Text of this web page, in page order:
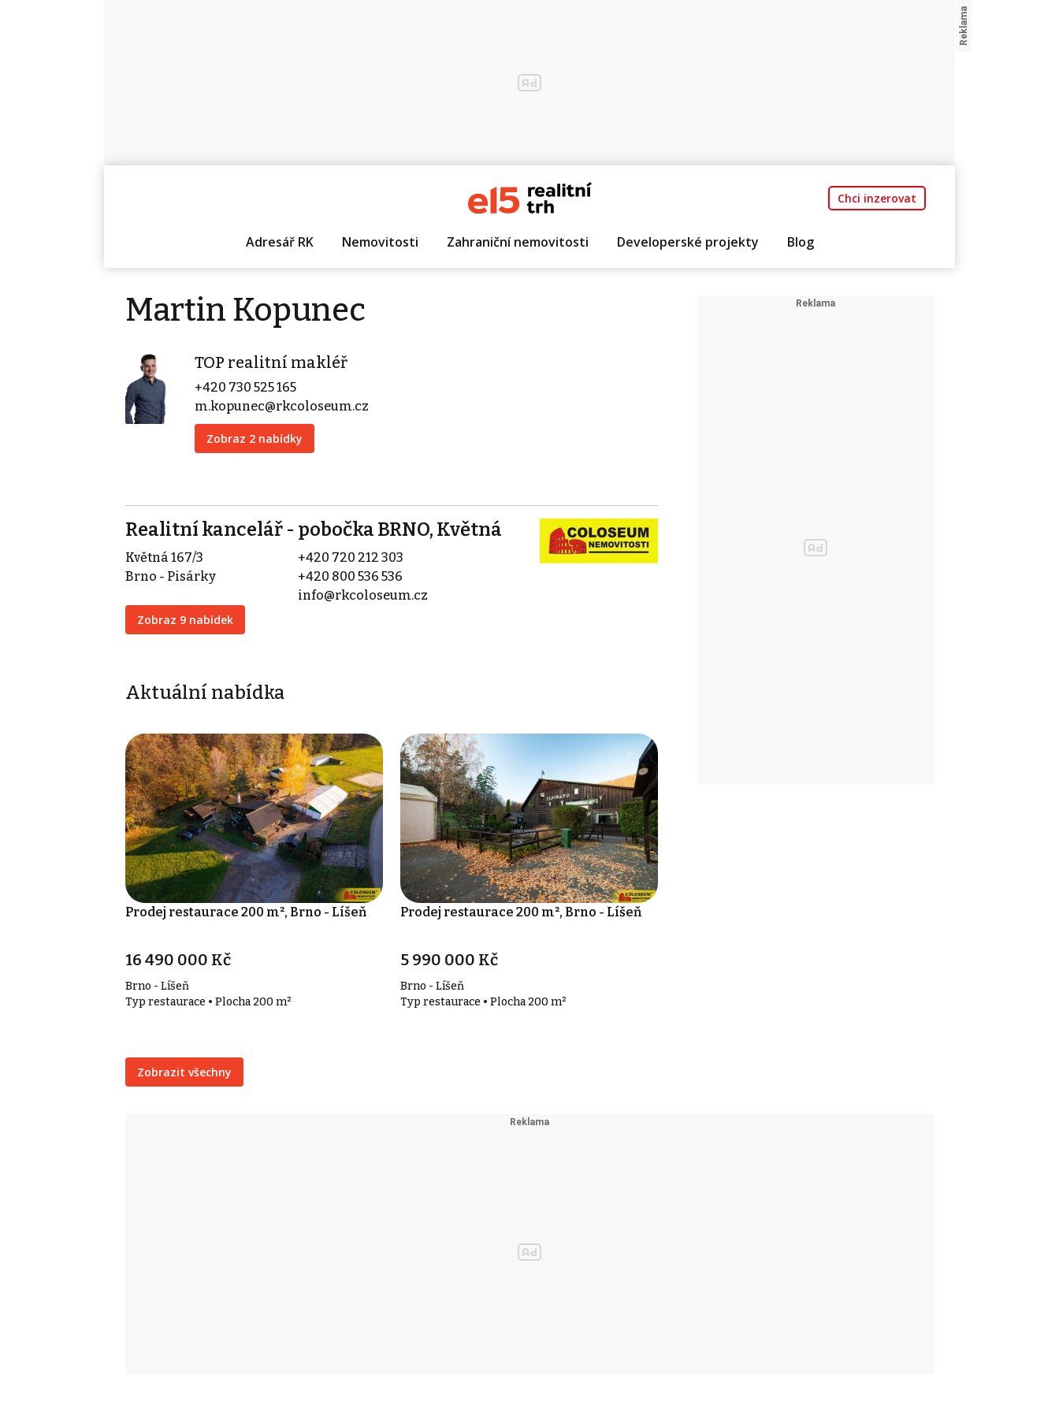
Chci inzerovat
Adresář RK Nemovitosti Zahraniční nemovitosti Developerské projekty Blog
Martin Kopunec
TOP realitní makléř
+420 730 525 165
m.kopunec@rkcoloseum.cz
Zobraz 2 nabídky
Realitní kancelář - pobočka BRNO, Květná
Květná 167/3
Brno - Pisárky
Zobraz 9 nabídek
+420 720 212 303
+420 800 536 536
info@rkcoloseum.cz
Aktuální nabídka
Prodej restaurace 200 m², Brno - Líšeň
16 490 000 Kč
Brno - Líšeň
Typ restaurace • Plocha 200 m²
Prodej restaurace 200 m², Brno - Líšeň
5 990 000 Kč
Brno - Líšeň
Typ restaurace • Plocha 200 m²
Zobrazit všechny